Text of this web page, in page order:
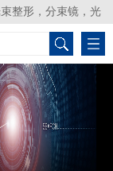
整形，分束镜，光